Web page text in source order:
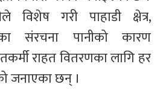
विशेष गरी पाहाडी क्षेत्र,
संरचना पानीको कारण
राहत वितरणका लागि हर
जनाएका छन् ।